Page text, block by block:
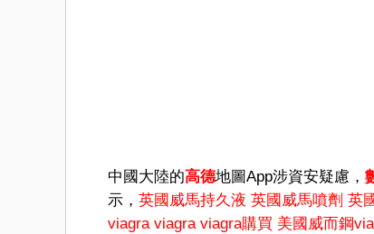
中國大陸的高德地圖App涉資安疑慮，
示， 英國威馬持久液 英國威馬噴劑 英
viagra viagra viagra購買 美國威而鋼